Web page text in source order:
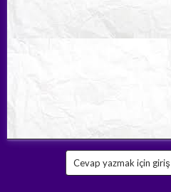
Cevap yazmak için